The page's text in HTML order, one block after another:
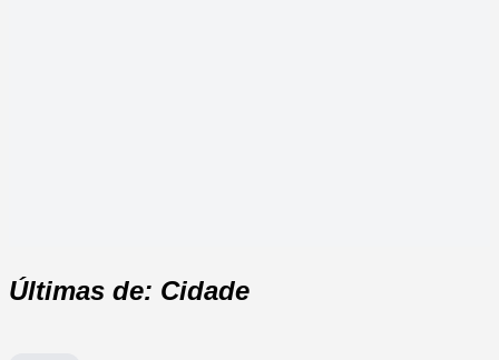
Últimas de: Cidade